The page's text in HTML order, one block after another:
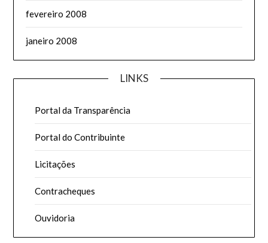
fevereiro 2008
janeiro 2008
LINKS
Portal da Transparência
Portal do Contribuinte
Licitações
Contracheques
Ouvidoria